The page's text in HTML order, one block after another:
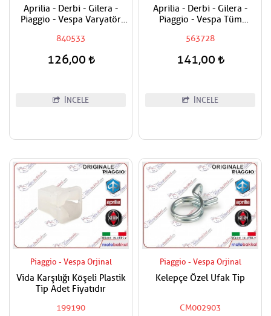
Aprilia - Derbi - Gilera -
Piaggio - Vespa Varyatör
840533
126,00
İNCELE
Aprilia - Derbi - Gilera -
Piaggio - Vespa Tüm
Tekerlek Somunu
563728
141,00
İNCELE
Piaggio - Vespa Orjinal
Vida Karşılığı Köşeli Plastik
Tip Adet Fiyatıdır
199190
Piaggio - Vespa Orjinal
Kelepçe Özel Ufak Tip
CM002903